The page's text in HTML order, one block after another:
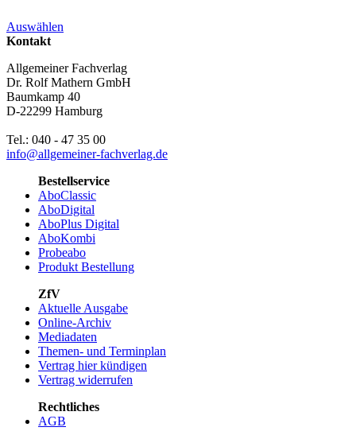
Auswählen
Kontakt
Allgemeiner Fachverlag
Dr. Rolf Mathern GmbH
Baumkamp 40
D-22299 Hamburg
Tel.: 040 - 47 35 00
info@allgemeiner-fachverlag.de
Bestellservice
AboClassic
AboDigital
AboPlus Digital
AboKombi
Probeabo
Produkt Bestellung
ZfV
Aktuelle Ausgabe
Online-Archiv
Mediadaten
Themen- und Terminplan
Vertrag hier kündigen
Vertrag widerrufen
Rechtliches
AGB